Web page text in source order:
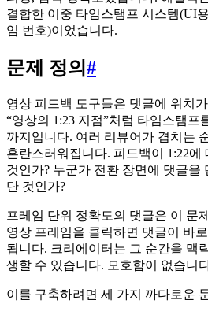
결합한 이중 타임스탬프 시스템(UI
임 번호)이었습니다.
문제 정의#
영상 피드백 도구들은 댓글에 위치
“영상의 1:23 지점”처럼 타임스탬프
까지입니다. 여러 리뷰어가 겹치는
혼란스러워집니다. 피드백이 1:22에
것인가? 누군가 전환 장면에 댓글을
단 것인가?
프레임 단위 정확도의 댓글은 이 문
영상 프레임을 클릭하면 댓글이 바
됩니다. 크리에이터는 그 순간을 맥
생할 수 있습니다. 모호함이 없습니
이를 구축하려면 세 가지 까다로운